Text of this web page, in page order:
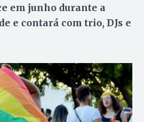
em junho durante a
e contará com trio, DJs e